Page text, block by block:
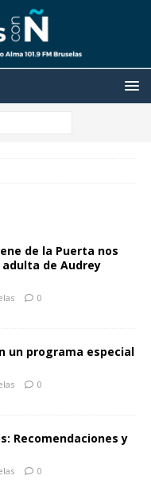
de la Puerta nos
de Audrey
0
un programa especial
0
Recomendaciones y
0